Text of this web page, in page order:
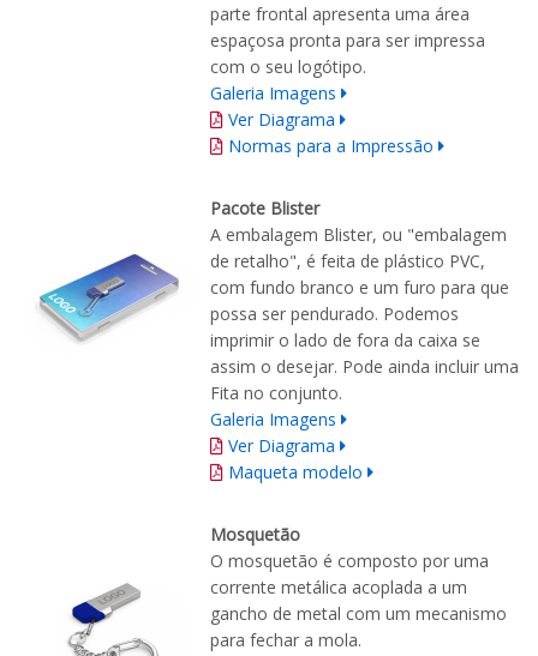
parte frontal apresenta uma área
espaçosa pronta para ser impressa
com o seu logótipo.
Galeria Imagens
Ver Diagrama
Normas para a Impressão
Pacote Blister
A embalagem Blister, ou "embalagem
de retalho", é feita de plástico PVC,
com fundo branco e um furo para que
possa ser pendurado. Podemos
imprimir o lado de fora da caixa se
assim o desejar. Pode ainda incluir uma
Fita no conjunto.
Galeria Imagens
Ver Diagrama
Maqueta modelo
Mosquetão
O mosquetão é composto por uma
corrente metálica acoplada a um
gancho de metal com um mecanismo
para fechar a mola.